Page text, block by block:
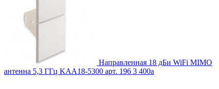
Направленная 18 дБи WiFi MIMO
антенна 5,3 ГГц KAA18-5300 арт. 196 3 400a